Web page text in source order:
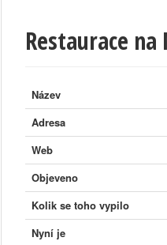
Restaurace na
Název
Adresa
Web
Objeveno
Kolik se toho vypilo
Nyní je